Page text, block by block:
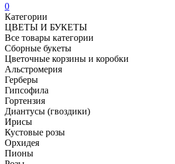
0
Категории
ЦВЕТЫ И БУКЕТЫ
Все товары категории
Сборные букеты
Цветочные корзины и коробки
Альстромерия
Герберы
Гипсофила
Гортензия​
Диантусы (гвоздики)
Ирисы
Кустовые розы
Орхидея
Пионы